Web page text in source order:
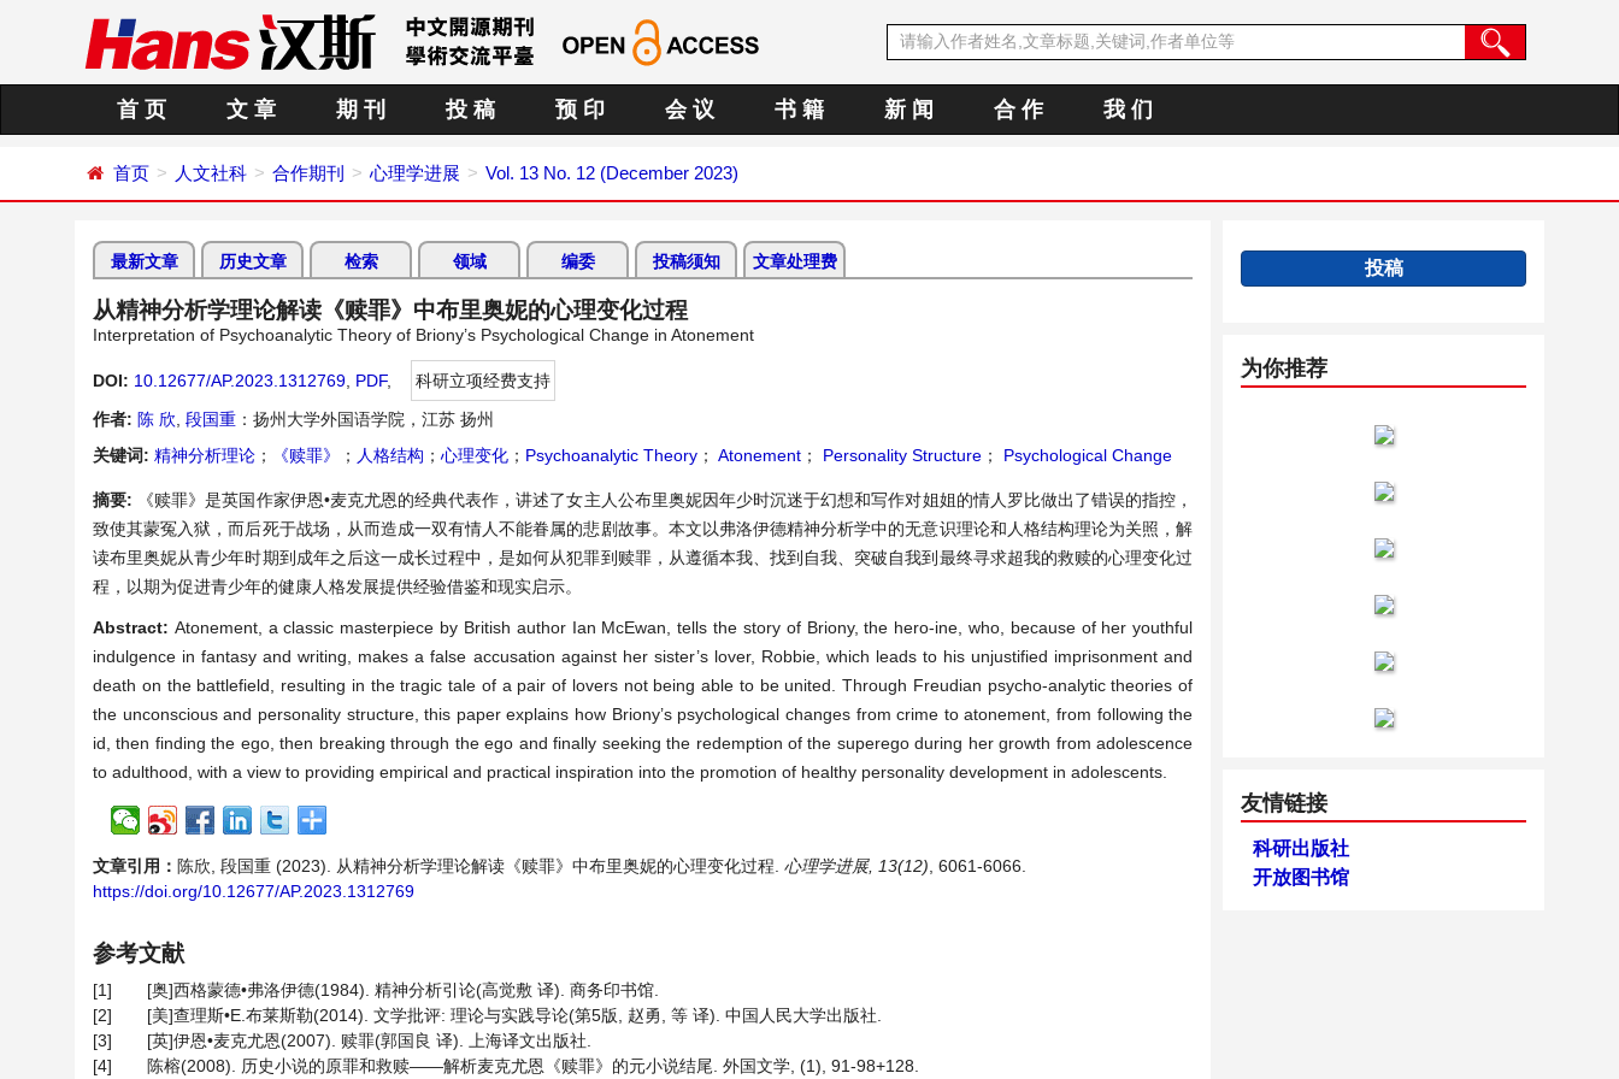
首 页 文 章 期 刊 投 稿 预 印 会 议 书 籍 新 闻 合 作 我 们
首页 人文社科 合作期刊 心理学进展 Vol. 13 No. 12 (December 2023)
最新文章 历史文章 检索 领域 编委 投稿须知 文章处理费
从精神分析学理论解读《赎罪》中布里奥妮的心理变化过程
Interpretation of Psychoanalytic Theory of Briony’s Psychological Change in Atonement
DOI: 10.12677/AP.2023.1312769 PDF,
科研立项经费支持
作者: 陈 欣 段国重 ：扬州大学外国语学院，江苏 扬州
关键词: 精神分析理论 ； 《赎罪》 ； 人格结构 ； 心理变化 ； Psychoanalytic Theory ； Atonement ； Personality Structure ； Psychological Change
摘要:
《赎罪》是英国作家伊恩•麦克尤恩的经典代表作，讲述了女主人公布里奥妮因年少时沉迷于幻想和写作对姐姐的情人罗比做出了错误的指控，
致使其蒙冤入狱，而后死于战场，从而造成一双有情人不能眷属的悲剧故事。本文以弗洛伊德精神分析学中的无意识理论和人格结构理论为关照，解
读布里奥妮从青少年时期到成年之后这一成长过程中，是如何从犯罪到赎罪，从遵循本我、找到自我、突破自我到最终寻求超我的救赎的心理变化过
程，以期为促进青少年的健康人格发展提供经验借鉴和现实启示。
Abstract: Atonement, a classic masterpiece by British author Ian McEwan, tells the story of Briony, the hero-ine, who, because of her youthful
indulgence in fantasy and writing, makes a false accusation against her sister’s lover, Robbie, which leads to his unjustified imprisonment and
death on the battlefield, resulting in the tragic tale of a pair of lovers not being able to be united. Through Freudian psycho-analytic theories of
the unconscious and personality structure, this paper explains how Briony’s psychological changes from crime to atonement, from following the
id, then finding the ego, then breaking through the ego and finally seeking the redemption of the superego during her growth from adolescence
to adulthood, with a view to providing empirical and practical inspiration into the promotion of healthy personality development in adolescents.
文章引用： 陈欣, 段国重 (2023). 从精神分析学理论解读《赎罪》中布里奥妮的心理变化过程. 心理学进展, 13(12) , 6061-6066.
https://doi.org/10.12677/AP.2023.1312769
参考文献
[1]
[奥]西格蒙德•弗洛伊德(1984). 精神分析引论(高觉敷 译). 商务印书馆.
[2]
[美]查理斯•E.布莱斯勒(2014). 文学批评: 理论与实践导论(第5版, 赵勇, 等 译). 中国人民大学出版社.
[3]
[英]伊恩•麦克尤恩(2007). 赎罪(郭国良 译). 上海译文出版社.
[4]
陈榕(2008). 历史小说的原罪和救赎——解析麦克尤恩《赎罪》的元小说结尾. 外国文学, (1), 91-98+128.
投稿
为你推荐
友情链接
科研出版社
开放图书馆